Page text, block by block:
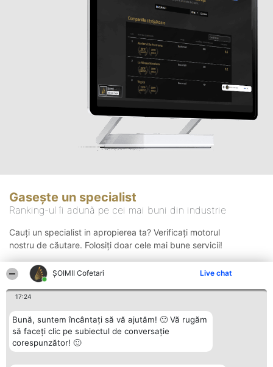
ȘOIMII Cofetari Live chat
17:24
Bună, suntem încântați să vă ajutăm! 🙂 Vă rugăm
să faceți clic pe subiectul de conversație
corespunzător! 🙂
Gasește un specialist
Ranking-ul îi adună pe cei mai buni din industrie
Cauți un specialist in apropierea ta? Verificați motorul
nostru de căutare. Folosiți doar cele mai bune servicii!